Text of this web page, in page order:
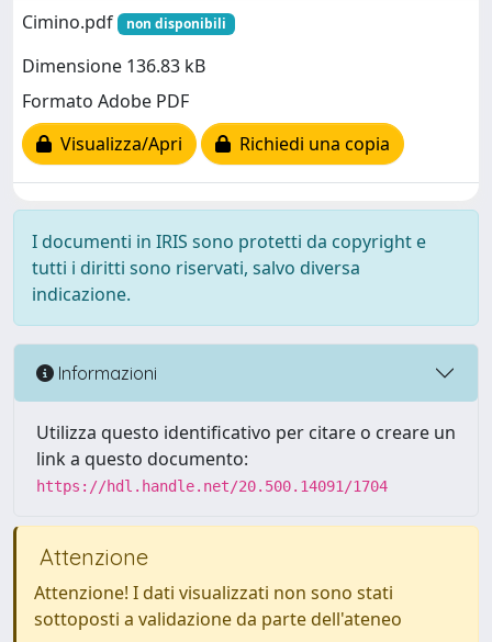
Cimino.pdf
non disponibili
Dimensione 136.83 kB
Formato Adobe PDF
Visualizza/Apri
Richiedi una copia
I documenti in IRIS sono protetti da copyright e
tutti i diritti sono riservati, salvo diversa
indicazione.
Informazioni
Utilizza questo identificativo per citare o creare un
link a questo documento:
https://hdl.handle.net/20.500.14091/1704
Attenzione
Attenzione! I dati visualizzati non sono stati
sottoposti a validazione da parte dell'ateneo